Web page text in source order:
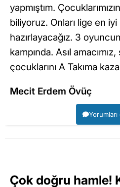
yapmıştım.
biliyoruz. Onları lige en
hazırlayacağız. 3
kampında. Asıl
çocuklarını A Takıma
Mecit Erdem Övüç
Çok doğru hamle!